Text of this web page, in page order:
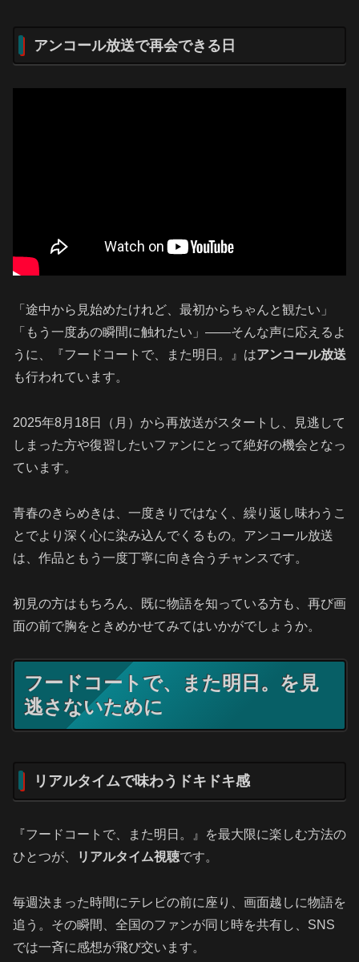
アンコール放送で再会できる日
「途中から見始めたけれど、最初からちゃんと観たい」
「もう一度あの瞬間に触れたい」――そんな声に応えるよ
うに、『フードコートで、また明日。』はアンコール放送
も行われています。
2025年8月18日（月）から再放送がスタートし、見逃して
しまった方や復習したいファンにとって絶好の機会となっ
ています。
青春のきらめきは、一度きりではなく、繰り返し味わうこ
とでより深く心に染み込んでくるもの。アンコール放送
は、作品ともう一度丁寧に向き合うチャンスです。
初見の方はもちろん、既に物語を知っている方も、再び画
面の前で胸をときめかせてみてはいかがでしょうか。
フードコートで、また明日。を見
逃さないために
リアルタイムで味わうドキドキ感
『フードコートで、また明日。』を最大限に楽しむ方法の
ひとつが、
リアルタイム視聴です。
毎週決まった時間にテレビの前に座り、画面越しに物語を
追う。その瞬間、全国のファンが同じ時を共有し、SNS
では一斉に感想が飛び交います。